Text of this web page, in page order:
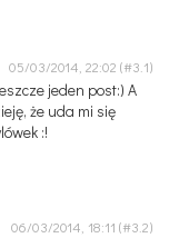
05/03/2014, 22:02
jeden post:) A
że uda mi się
:!
06/03/2014, 18:11